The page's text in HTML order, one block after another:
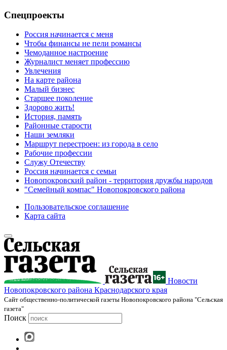
Спецпроекты
Россия начинается с меня
Чтобы финансы не пели романсы
Чемоданное настроение
Журналист меняет профессию
Увлечения
На карте района
Малый бизнес
Старшее поколение
Здорово жить!
История, память
Районные старости
Наши земляки
Маршрут перестроен: из города в село
Рабочие профессии
Служу Отечеству
Россия начинается с семьи
Новопокровский район - территория дружбы народов
"Семейный компас" Новопокровского района
Пользовательское соглашение
Карта сайта
Новости
Новопокровского района Краснодарского края
Cайт общественно-политической газеты Новопокровского района "Сельская
газета"
Поиск